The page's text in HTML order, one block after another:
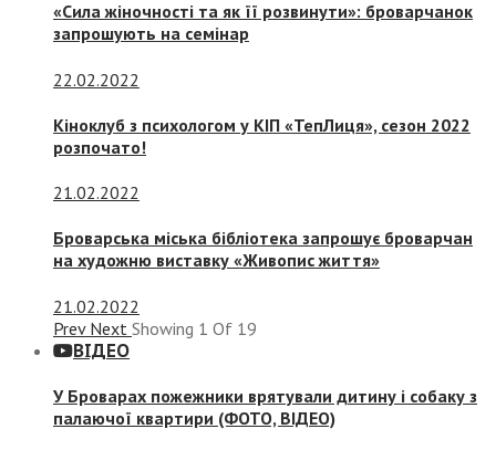
«Сила жіночності та як її розвинути»: броварчанок
запрошують на семінар
22.02.2022
Кіноклуб з психологом у КІП «ТепЛиця», сезон 2022
розпочато!
21.02.2022
Броварська міська бібліотека запрошує броварчан
на художню виставку «Живопис життя»
21.02.2022
Prev Next Showing 1 Of 19
ВІДЕО
У Броварах пожежники врятували дитину і собаку з
палаючої квартири (ФОТО, ВІДЕО)